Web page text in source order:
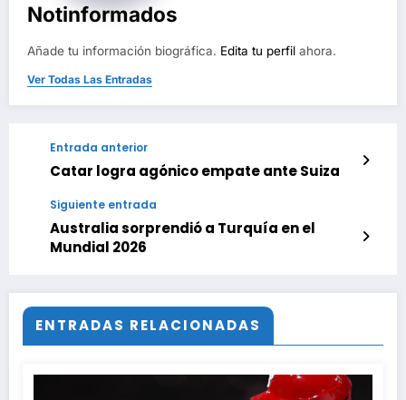
Notinformados
Añade tu información biográfica. Edita tu perfil ahora.
Ver Todas Las Entradas
Entrada anterior
Catar logra agónico empate ante Suiza
Siguiente entrada
Australia sorprendió a Turquía en el
Mundial 2026
ENTRADAS RELACIONADAS